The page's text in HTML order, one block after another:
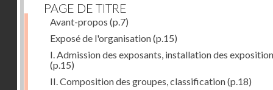
PAGE DE TITRE
Avant-propos (p.7)
Exposé de l'organisation(p.15)
I. Admission des exposants, installation des
(p.15)
II. Composition des groupes, classification(p.18)